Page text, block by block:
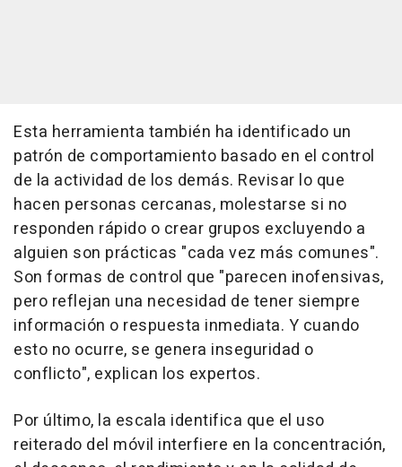
Esta herramienta también ha identificado un
patrón de comportamiento basado en el control
de la actividad de los demás. Revisar lo que
hacen personas cercanas, molestarse si no
responden rápido o crear grupos excluyendo a
alguien son prácticas "cada vez más comunes".
Son formas de control que "parecen inofensivas,
pero reflejan una necesidad de tener siempre
información o respuesta inmediata. Y cuando
esto no ocurre, se genera inseguridad o
conflicto", explican los expertos.
Por último, la escala identifica que el uso
reiterado del móvil interfiere en la concentración,